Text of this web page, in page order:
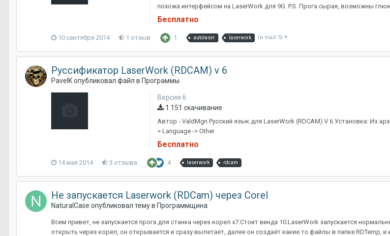
похожа интерфейсом на LaserWork для 9G. P.S. Прога сырая, возможны
Бесплатно
10 сентября 2014 1 отзыв 1 autolaser laserwork (и ещё 5)
Руссификатор LaserWork (RDCAM) v 6
PavelKопубликовал файл в Программы
Версия 6
1 151 скачивание
Автор - ValdMgn Русский язык для LaserWork (RDCAM) V 6 Установка: Из
> Language -> Other
Бесплатно
14 мая 2014 3 отзыва 4 laserwork rdcam
Не запускается Laserwork (RDCam) через Corel
NaturalCase опубликовал тему в Программщина
Всем привет, не запускается прога для станка через корел х7.Стоит винда 10.LaserWork запускается
открыть через корел, он открывается и сразу вылетает, далее он создаёт какие то файлы в папке RDTemp, и